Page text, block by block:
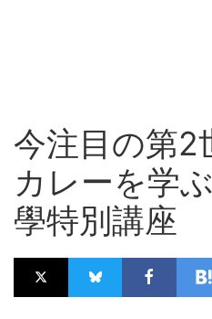
今注目の第2
カレーを学
學特別講座